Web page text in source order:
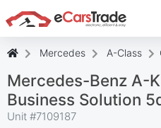
Instala la aplicación
añádela a tu pantalla de
Mercedes A-Class
Mercedes-Benz A-
Business Solution
Unit #7109187